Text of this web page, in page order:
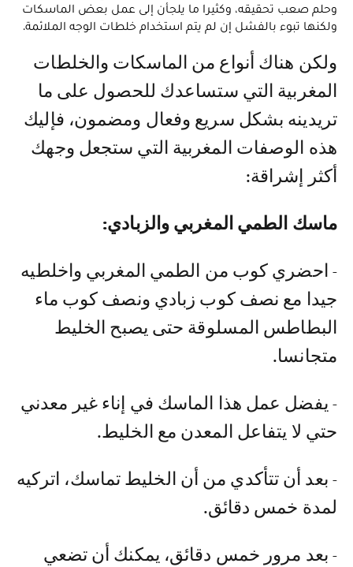
وحلم صعب تحقيقه، وكثيرا ما يلجأن إلى عمل بعض الماسكات
ولكنها تبوء بالفشل إن لم يتم استخدام خلطات الوجه الملائمة.
ولكن هناك أنواع من الماسكات والخلطات
المغربية التي ستساعدك للحصول على ما
تريدينه بشكل سريع وفعال ومضمون، فإليك
هذه الوصفات المغربية التي ستجعل وجهك
أكثر إشراقة:
ماسك الطمي المغربي والزبادي:
- احضري كوب من الطمي المغربي واخلطيه
جيدا مع نصف كوب زبادي ونصف كوب ماء
البطاطس المسلوقة حتى يصبح الخليط
متجانسا.
- يفضل عمل هذا الماسك في إناء غير معدني
حتي لا يتفاعل المعدن مع الخليط.
- بعد أن تتأكدي من أن الخليط تماسك، اتركيه
لمدة خمس دقائق.
- بعد مرور خمس دقائق، يمكنك أن تضعي